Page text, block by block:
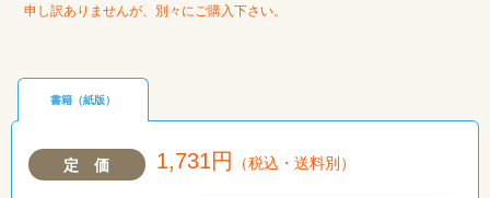
申し訳ありませんが、別々にご購入下さい。
書籍（紙版）
定 価 1,731円 （税込・送料別）